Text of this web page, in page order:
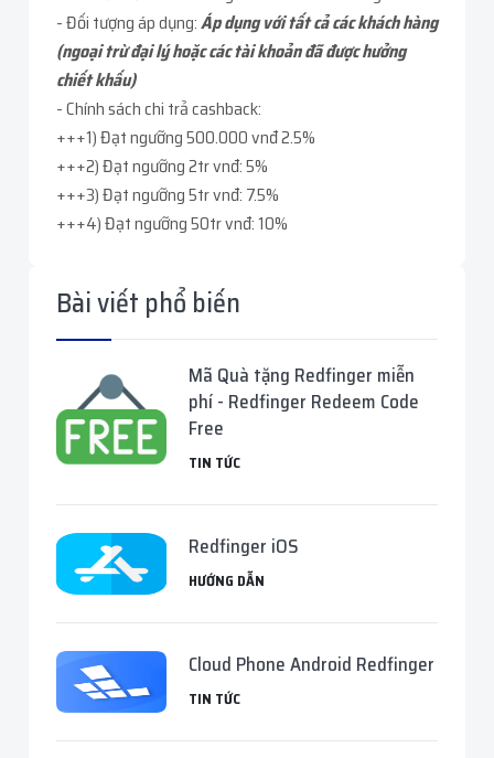
- Đối tượng áp dụng:Áp dụng với tất cả các khách hàng
(ngoại trừ đại lý hoặc các tài khoản đã được hưởng
chiết khấu)
- Chính sách chi trả cashback:
+++1) Đạt ngưỡng 500.000 vnđ 2.5%
+++2) Đạt ngưỡng 2tr vnđ: 5%
+++3) Đạt ngưỡng 5tr vnđ: 7.5%
+++4) Đạt ngưỡng 50tr vnđ: 10%
Bài viết phổ biến
Mã Quà tặng Redfinger miễn
phí - Redfinger Redeem Code
Free
TIN TỨC
Redfinger iOS
HƯỚNG DẪN
Cloud Phone Android Redfinger
TIN TỨC